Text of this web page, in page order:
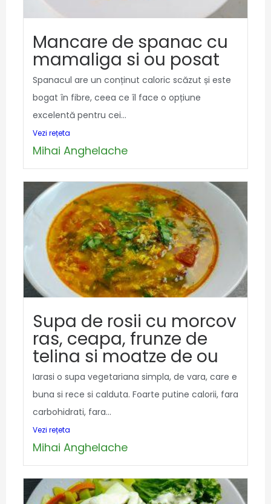
Mancare de spanac cu
mamaliga si ou posat
Spanacul are un conținut caloric scăzut și este
bogat în fibre, ceea ce îl face o opțiune
excelentă pentru cei...
Vezi rețeta
Mihai Anghelache
Supa de rosii cu morcov
ras, ceapa, frunze de
telina si moatze de ou
Iarasi o supa vegetariana simpla, de vara, care e
buna si rece si calduta. Foarte putine calorii, fara
carbohidrati, fara...
Vezi rețeta
Mihai Anghelache